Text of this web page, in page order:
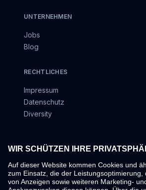
UNTERNEHMEN
Jobs
Blog
RECHTLICHES
Impressum
Datenschutz
Diversity
Admin